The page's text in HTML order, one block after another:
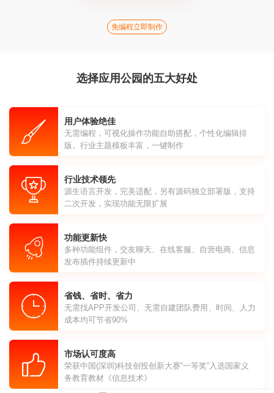
免编程立即制作
选择应用公园的五大好处
用户体验绝佳
无需编程，可视化操作功能自助搭配，个性化编辑排
版。行业主题模板丰富，一键制作
行业技术领先
源生语言开发，完美适配，另有源码独立部署版，支持
二次开发，实现功能无限扩展
功能更新快
多种功能组件，交友聊天、在线客服、自营电商、信息
发布插件持续更新中
省钱、省时、省力
无需找APP开发公司、无需自建团队费用、时间、人力
成本均可节省90%
市场认可度高
荣获中国(深圳)科技创投创新大赛“一等奖”入选国家义
务教育教材《信息技术》